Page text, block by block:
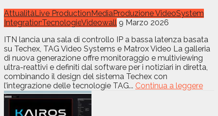
AttualitàLive Production MediaProduzione VideoSystem
IntegrationTecnologieVideowall 9 Marzo 2026
ITN lancia una sala di controllo IP a bassa latenza basata
su Techex, TAG Video Systems e Matrox Video La galleria
di nuova generazione offre monitoraggio e multiviewing
ultra-reattivi e definiti dal software per i notiziari in diretta,
combinando il design del sistema Techex con
l’integrazione delle tecnologie TAG... Continua a leggere